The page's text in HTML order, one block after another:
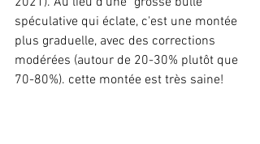
spéculative qui éclate, c'est une montée
plus graduelle, avec des corrections
modérées (autour de 20-30% plutôt que
70-80%). cette montée est très saine!